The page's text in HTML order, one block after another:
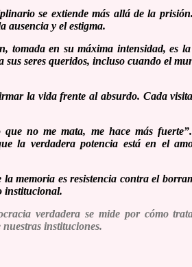
se extiende más allá de la
ausencia y el estigma.
tomada en su máxima intensidad, es
seres queridos, incluso cuando el
la vida frente al absurdo. Cada
no me mata, me hace más
la verdadera potencia está en el
memoria es resistencia contra el
institucional.
verdadera se mide por cómo
instituciones.